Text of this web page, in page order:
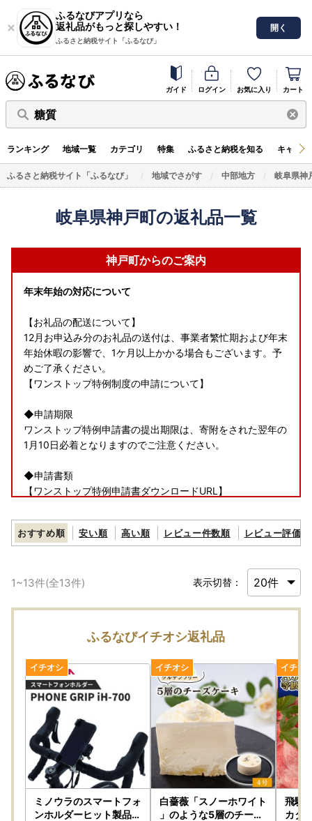
ふるなびアプリなら
返礼品がもっと探しやすい！
ふるさと納税サイト「ふるなび」
開く
ガイド ログイン お気に入り カート
糖質
ランキング 地域一覧 カテゴリ 特集 ふるさと納税を知る キャン
ふるさと納税サイト「ふるなび」 地域でさがす 中部地方 岐阜県神
岐阜県神戸町の返礼品一覧
神戸町からのご案内
年末年始の対応について
【お礼品の配送について】
12月お申込み分のお礼品の送付は、事業者繁忙期および年末
年始休暇の影響で、1ケ月以上かかる場合もございます。予
めご了承ください。
【ワンストップ特例制度の申請について】
◆申請期限
ワンストップ特例申請書の提出期限は、寄附をされた翌年の
1月10日必着となりますのでご注意ください。
◆申請書類
【ワンストップ特例申請書ダウンロードURL】
上記URLに、添付書類についてご紹介しておりますのでご確
認ください。
【ふるさとPASS】ワンストップ特例制度の手続きをスマホ
https://www.furusato-pass.jp/static/about
上記URLに、電子申請についてご紹介しておりますのでご確
認ください。
(外部サイトへ遷移します。個人情報の保護は遷移先サイト
の方針に従います。)
◆送付先
〒503-2392
岐阜県安八郡神戸町大字神戸1111番地
神戸町役場まちづくり戦略課
TEL：0584-27-0172
おすすめ順 安い順 高い順 レビュー件数順 レビュー評価順
1~13件(全13件) 表示切替：
ふるなびイチオシ返礼品
ミノウラのスマートフォ
ンホルダーヒット製品「
白薔薇「スノーホワイト
」のような5層のチーズ
飛騨
カタ